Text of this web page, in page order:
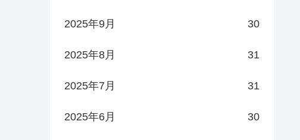
2025年9月 30
2025年8月 31
2025年7月 31
2025年6月 30